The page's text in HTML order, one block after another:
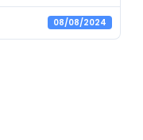
08/08/2024